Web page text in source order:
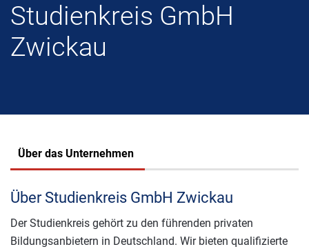
Studienkreis GmbH
Zwickau
Über das Unternehmen
Über Studienkreis GmbH Zwickau
Der Studienkreis gehört zu den führenden privaten
Bildungsanbietern in Deutschland. Wir bieten qualifizierte